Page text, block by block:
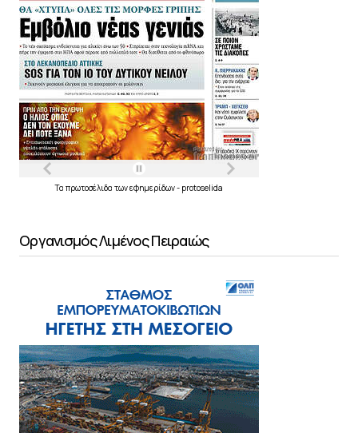
Τα πρωτοσέλιδα τωνεφημερίδων- protoselida
Οργανισμός Λιμένος Πειραιώς